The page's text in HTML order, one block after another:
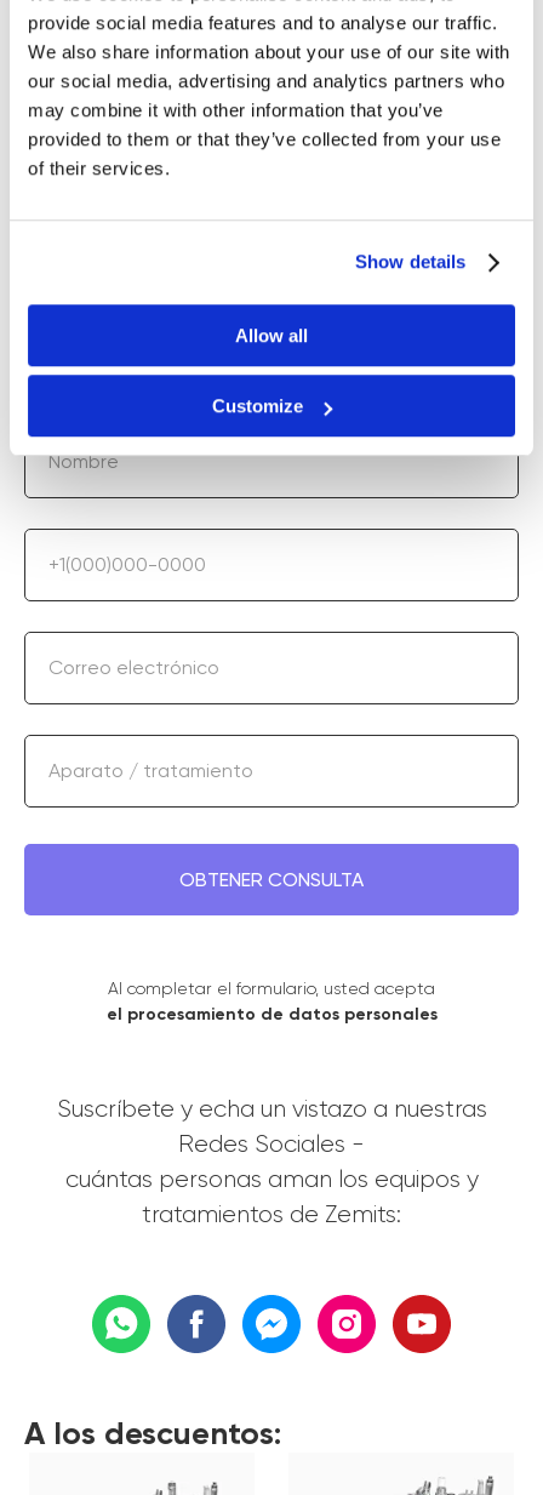
provide social media features and to analyse our traffic.
We also share information about your use of our site with
our social media, advertising and analytics partners who
may combine it with other information that you’ve
provided to them or that they’ve collected from your use
of their services.
Show details
Allow all
Customize
Solo en este caso será un éxito completo.
Obtén la Lista de Precios Especial
de los Equipos Tendencia de Zemits
Completa el formulario y con gusto te
asesoraremos en todas tus dudas y te
enviaremos la Lista dePrecios Especial
descuentos.
Nombre
+1(000)000-0000
Correo electrónico
Aparato / tratamiento
OBTENER CONSULTA
Al completar el formulario, usted acepta
el procesamiento de datos personales
Suscríbete y echa un vistazo a nuestras
Redes Sociales -
cuántas personas aman los equipos y
tratamientos de Zemits:
A los descuentos: